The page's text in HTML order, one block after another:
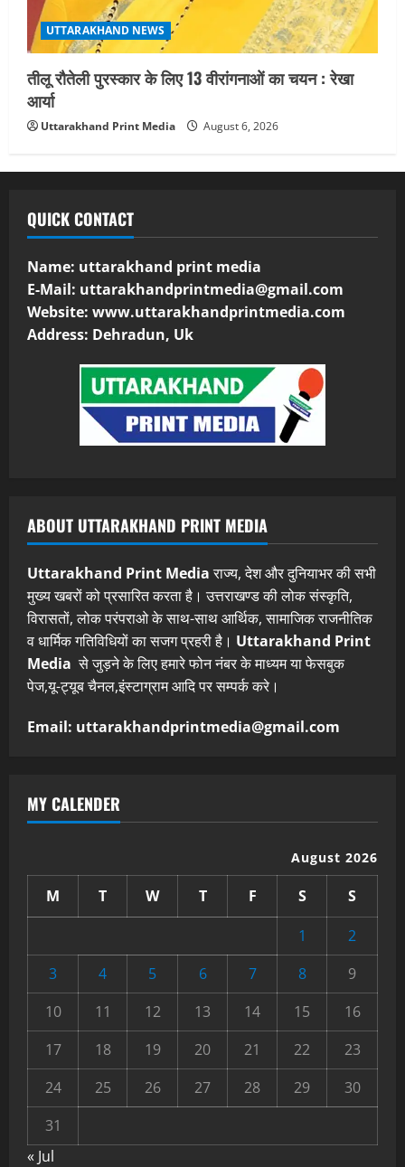
UTTARAKHAND NEWS
तीलू रौतेली पुरस्कार के लिए 13 वीरांगनाओं का चयन : रेखा
आर्या
Uttarakhand Print Media August 6, 2026
QUICK CONTACT
Name: uttarakhand print media
E-Mail: uttarakhandprintmedia@gmail.com
Website: www.uttarakhandprintmedia.com
Address: Dehradun, Uk
ABOUT UTTARAKHAND PRINT MEDIA
Uttarakhand Print Mediaराज्य, देश और दुनियाभर की सभी
मुख्य खबरों को प्रसारित करता है। उत्तराखण्ड की लोक संस्कृति,
विरासतों, लोक परंपराओ के साथ-साथ आर्थिक, सामाजिक राजनीतिक
व धार्मिक गतिविधियों का सजग प्रहरी है। Uttarakhand Print
Media से जुड़ने के लिए हमारे फोन नंबर के माध्यम या फेसबुक
पेज,यू-ट्यूब चैनल,इंस्टाग्राम आदि पर सम्पर्क करे।
Email: uttarakhandprintmedia@gmail.com
MY CALENDER
August 2026
M T W T F S
S
1
2
3
4 5 6 7 8
9
10
11 12 13 14 15
16
17
18 19 20 21 22
23
24
25 26 27 28 29
30
31
« Jul